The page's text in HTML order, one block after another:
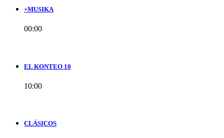
+MUSIKA
00:00
EL KONTEO 10
10:00
CLÁSICOS